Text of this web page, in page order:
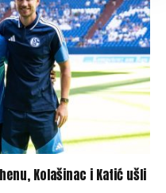
Kolašinac i Katić ušli